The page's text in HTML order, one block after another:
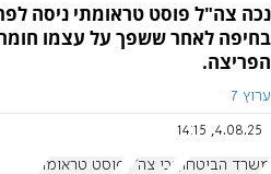
נכה צה"ל פוסט טראומתי ניסה
בחיפה לאחר ששפך על עצמו חומר
הפריצה.
ערוץ 7
4.08.25, 14:15
משרד הביטחון נכי צה"ל פוסט טראומה